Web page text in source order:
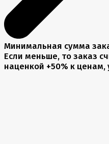
Минимальная сумма
Если меньше, то заказ
наценкой +50% к